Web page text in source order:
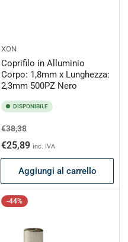
XON
Coprifilo in Alluminio
Corpo: 1,8mm x Lunghezza:
2,3mm 500PZ Nero
DISPONIBILE
Prezzo
di
listino
€38,38Prezzo
scontato
€25,89 inc. IVA
Aggiungi al carrello
-44%